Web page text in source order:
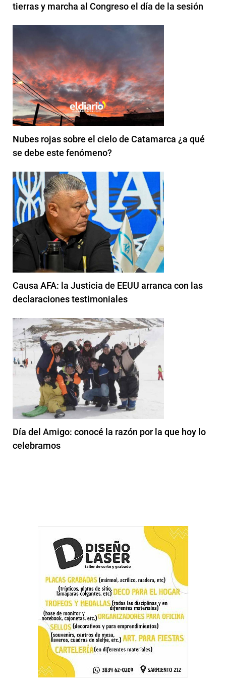
tierras y marcha al Congreso el día de la sesión
Nubes rojas sobre el cielo de Catamarca ¿a qué
se debe este fenómeno?
Causa AFA: la Justicia de EEUU arranca con las
declaraciones testimoniales
Día del Amigo: conocé la razón por la que hoy lo
celebramos